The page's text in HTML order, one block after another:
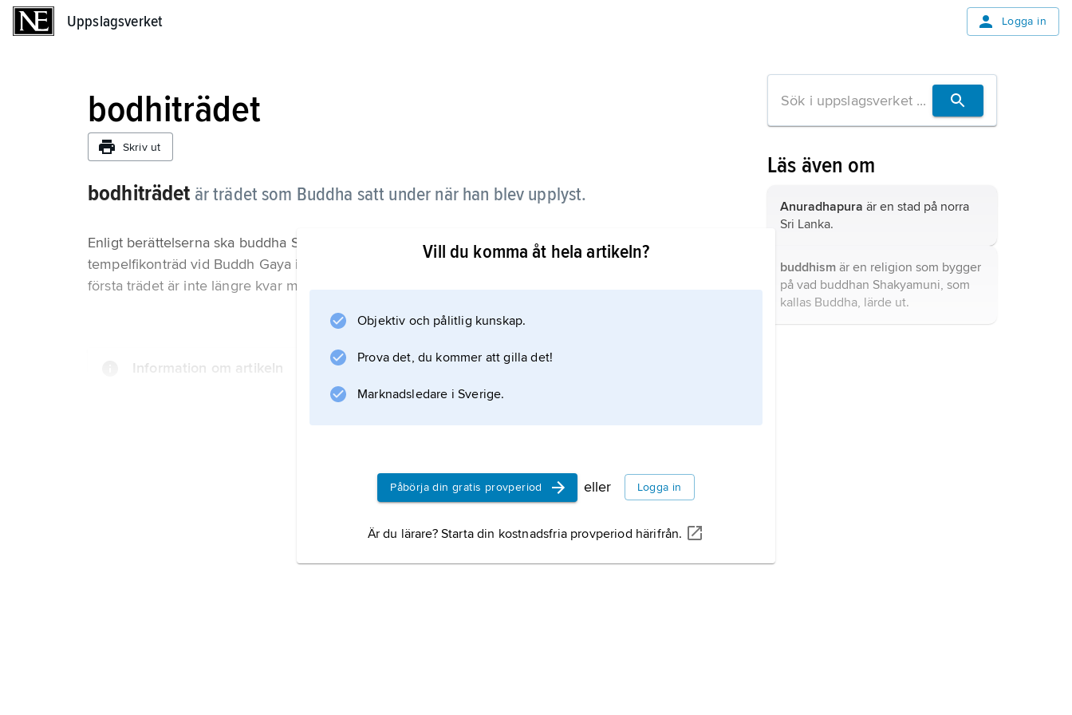
Uppslagsverket Logga in
bodhiträdet
Skriv ut
bodhiträdet är trädet som Buddha satt under när han blev upplyst.
Enligt berättelserna ska buddha Shakyamuni ha blivit upplyst när han mediterade under ett
tempelfikonträd vid Buddh Gaya i Indien. Ett annat namn för tempelfikonträd är pipalträd. Det
första trädet är inte längre kvar men man har planterat sticklingar som blivit till nya träd.
Information om artikeln
Vill du komma åt hela artikeln?
Objektiv och pålitlig kunskap.
Prova det, du kommer att gilla det!
Marknadsledare i Sverige.
Påbörja din gratis provperiod eller Logga in
Är du lärare? Starta din kostnadsfria provperiod härifrån.
Läs även om
Anuradhapura är en stad på norra
Sri Lanka.
buddhism är en religion som bygger
på vad buddhan Shakyamuni, som
kallas Buddha, lärde ut.